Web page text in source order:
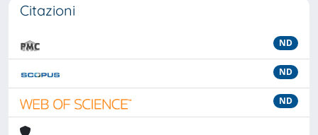
Citazioni
ND
ND
ND